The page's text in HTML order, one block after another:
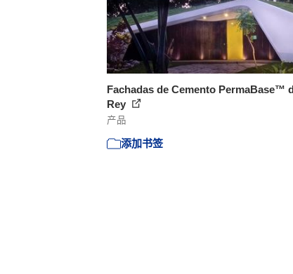
Fachadas de Cemento PermaBase™
Rey
产品
添加书签